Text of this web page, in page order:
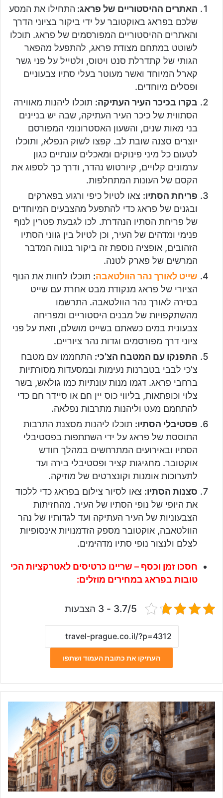
האתרים ההיסטוריים של פראג: התחילו את המסע
שלכם בפראג באוקטובר על ידי ביקור בציוני הדרך
והאתרים ההיסטוריים המפורסמים של פראג. תוכלו
לשוטט במתחם מצודת פראג, להתפעל מהפאר
הגותי של קתדרלת סנט ויטוס, ולטייל על פני גשר
קארל המיוחד ואשר מעוטר בעלי סתיו צבעוניים
ופסלים מיוחדים.
בקרו בכיכר העיר העתיקה: תוכלו ליהנות מאווירה
הסתווית של כיכר העיר העתיקה, שבה יש בניינים
בני מאות שנים, והשעון האסטרונומי המפורסם
יוצרים סצנה שובת לב. קפצו לשוק הנפלא, ותוכלו
לטעום כל מיני פינוקים ומאכלים עונתיים כגון
ערמונים קלויים, קיורטוש נהדר, ודרך כך לספוג את
הקסם של העונות המתחלפות.
פריחת הסתיו: צאו לטיול כיפי ורגוע בפארקים
ובגנים של פראג כדי להתפעל מהצבעים המיוחדים
של פריחת הסתיו הנהדרת. לכו לגבעת פטרין לנוף
פנימי ומדהים של העיר, וכן לטיול בין גווני הסתיו
הזהובים, אופציה נוספת זה ביקור בנווה המדבר
המרשים של פארק לטנה.
שייט לאורך נהר הוולטאבה: תוכלו לחוות את הנוף
הציורי של פראג מנקודת מבט אחרת עם שייט
בסירה לאורך נהר הוולטאבה. התרשמו
מהשתקפויות של מבנים היסטוריים ומפריחה
צבעונית במים כשאתם בשייט מושלם, וזאת על פני
ציוני דרך מפורסמים וגדות נהר ציוריים.
התפנקו עם המטבח הצ’כי: התחממו עם מטבח
צ’כי לבבי בטברנות נעימות ובמסעדות מסורתיות
ברחבי פראג. דגמו מנות עונתיות כמו גולאש, בשר
צלוי וכופתאות, בליווי כוס יין חם או סיידר חם כדי
להתחמם מעט וליהנות מתרבות נפלאה.
פסטיבלי הסתיו: תוכלו ליהנות מסצנת התרבות
התוססת של פראג על ידי השתתפות בפסטיבלי
הסתיו ובאירועים המתרחשים במהלך חודש
אוקטובר. מחגיגות קציר ופסטיבלי בירה ועד
לתערוכות אומנות וקונצרטים של מוזיקה.
סצנות הסתיו: צאו לסיור צילום בפראג כדי ללכוד
את היופי של נופי הסתיו של העיר. מהחזיתות
הצבעוניות של העיר העתיקה ועד לגדותיו של נהר
הוולטאבה, אוקטובר מספק הזדמנויות אינסופיות
לצלם ולנצור נופי סתיו מדהימים.
חסכו זמן וכסף – שריינו כרטיסים לאטרקציות הכי
טובות בפראג במחירים מוזלים:
3.7/5 - 3 הצבעות
העתיקו את כתובת העמוד ושתפו
ה
ש
ע
ו
ן
ה
א
ס
ט